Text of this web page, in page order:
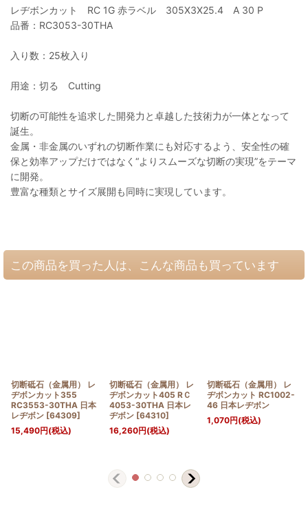
レヂボンカット RC 1G 赤ラベル 305X3X25.4 A 30 P
品番：RC3053-30THA
入り数：25枚入り
用途：切る Cutting
切断の可能性を追求した開発力と卓越した技術力が一体となって
誕生。
金属・非金属のいずれの切断作業にも対応するよう、安全性の確
保と効率アップだけではなく“よりスムーズな切断の実現”をテーマ
に開発。
豊富な種類とサイズ展開も同時に実現しています。
この商品を買った人は、こんな商品も買っています
切断砥石（金属用） レ
ヂボンカット355
RC3553-30THA 日本
レヂボン [64309]
15,490円(税込)
切断砥石（金属用） レ
ヂボンカット405 RＣ
4053-30THA 日本レ
ヂボン [64310]
16,260円(税込)
切断砥石（金属用） レ
ヂボンカット RC1002-
46 日本レヂボン
1,070円(税込)